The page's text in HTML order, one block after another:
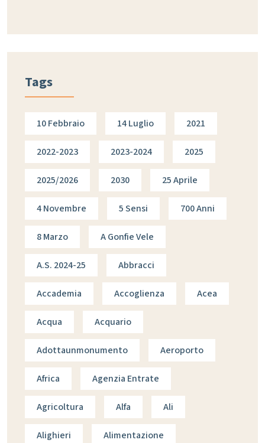
Tags
10 Febbraio 14 Luglio 2021
2022-2023 2023-2024 2025
2025/2026 2030 25 Aprile
4 Novembre 5 Sensi 700 Anni
8 Marzo A Gonfie Vele
A.s. 2024-25 Abbracci
Accademia Accoglienza Acea
Acqua Acquario
Adottaunmonumento Aeroporto
Africa Agenzia Entrate
Agricoltura Alfa Ali
Alighieri Alimentazione